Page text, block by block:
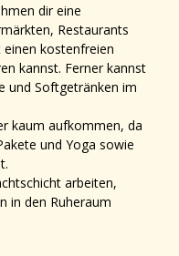
dir eine
Restaurants
einen kostenfreien
kannst. Ferner kannst
und Softgetränken im
kaum aufkommen, da
und Yoga sowie
arbeiten,
in den Ruheraum